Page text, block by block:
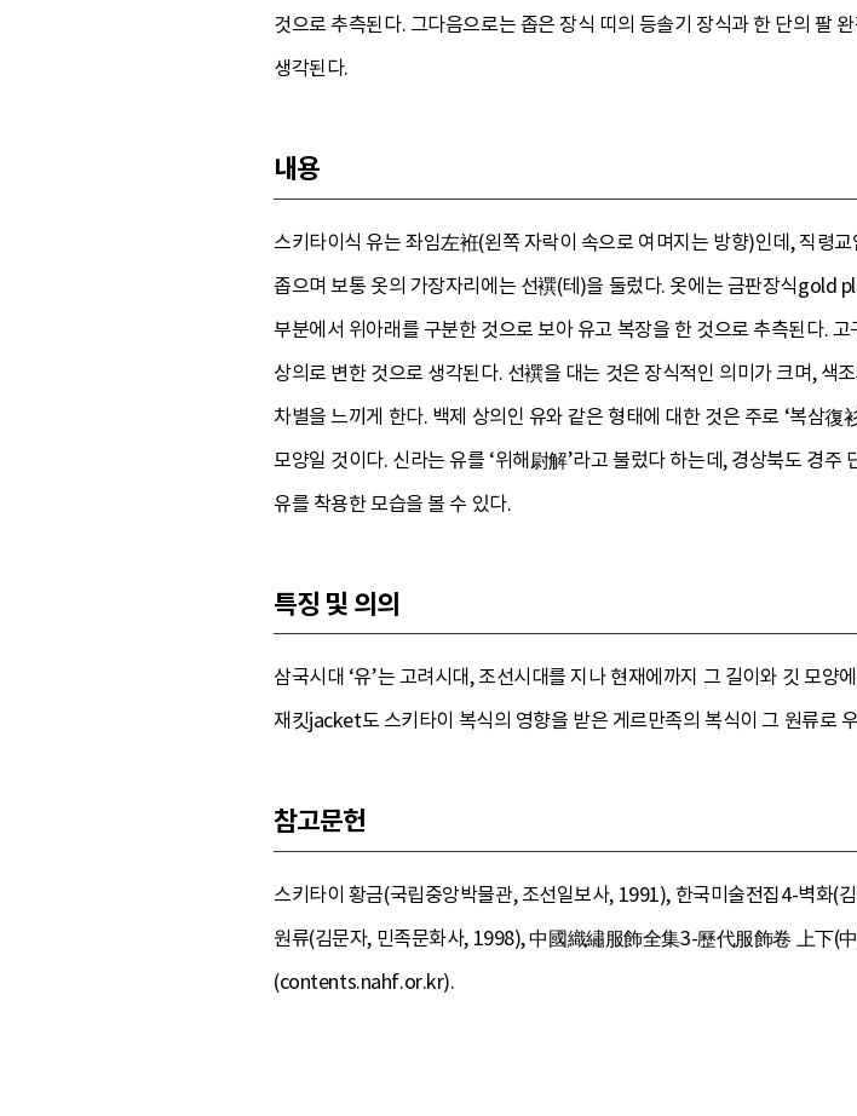
것으로 추측된다. 그다음으로는 좁은 장식 띠의 등솔기 장식과 한 단의 팔
생각된다.
내용
스키타이식 유는 좌임左袵(왼쪽 자락이 속으로 여며지는 방향)인데, 직령
좁으며 보통 옷의 가장자리에는 선襈(테)을 둘렀다. 옷에는 금판장식gold
부분에서 위아래를 구분한 것으로 보아 유고 복장을 한 것으로 추측된다.
상의로 변한 것으로 생각된다. 선襈을 대는 것은 장식적인 의미가 크며,
차별을 느끼게 한다. 백제 상의인 유와 같은 형태에 대한 것은 주로 ‘복삼
모양일 것이다. 신라는 유를 ‘위해尉解’라고 불렀다 하는데, 경상북도 경
유를 착용한 모습을 볼 수 있다.
특징 및 의의
삼국시대 ‘유’는 고려시대, 조선시대를 지나 현재에까지 그 길이와 깃 모
재킷jacket도 스키타이 복식의 영향을 받은 게르만족의 복식이 그 원류로
참고문헌
스키타이 황금(국립중앙박물관, 조선일보사, 1991), 한국미술전집4-벽화(
원류(김문자, 민족문화사, 1998), 中國織繡服飾全集3-歷代服飾卷 上下
(contents.nahf.or.kr).